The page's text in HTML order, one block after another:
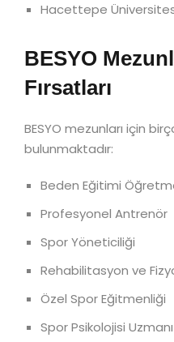
Hacettepe
BESYO
Fırsatları
BESYO mezunları için
bulunmaktadır:
Beden Eğitimi
Profesyonel Antrenör
Spor Yöneticiliği
Rehabilitasyon ve
Özel Spor Eğitmenliği
Spor Psikolojisi Uzmanı